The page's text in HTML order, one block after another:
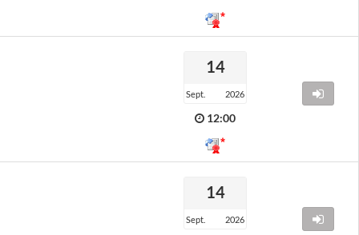
14
Sept. 2026
12:00
Accéder à
14
Sept. 2026 Accéder à